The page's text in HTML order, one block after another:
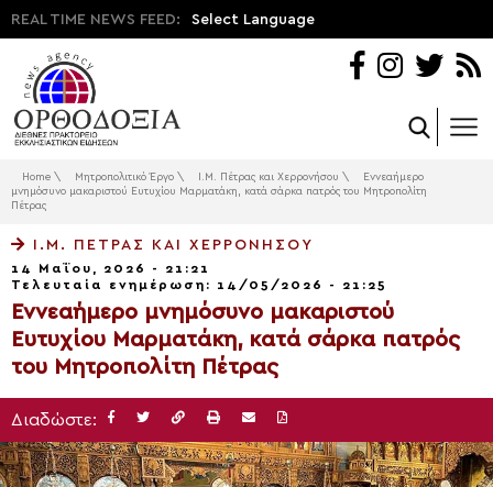
REAL TIME NEWS FEED: Select Language
Home \ Μητροπολιτικό Έργο \ Ι.Μ. Πέτρας και Χερρονήσου \
Εννεαήμερο
μνημόσυνο μακαριστού Ευτυχίου Μαρματάκη, κατά σάρκα πατρός του Μητροπολίτη
Πέτρας
Ι.Μ. ΠΈΤΡΑΣ ΚΑΙ ΧΕΡΡΟΝΉΣΟΥ
14 Μαΐου, 2026 - 21:21
Τελευταία ενημέρωση: 14/05/2026 - 21:25
Εννεαήμερο μνημόσυνο μακαριστού
Ευτυχίου Μαρματάκη, κατά σάρκα πατρός
του Μητροπολίτη Πέτρας
Διαδώστε: